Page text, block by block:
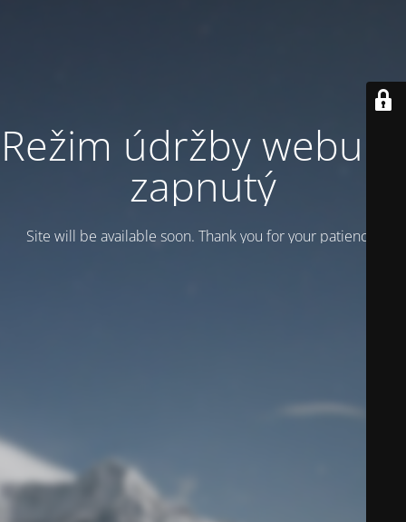
Režim údržby webu je
zapnutý
Site will be available soon. Thank you for your patience!